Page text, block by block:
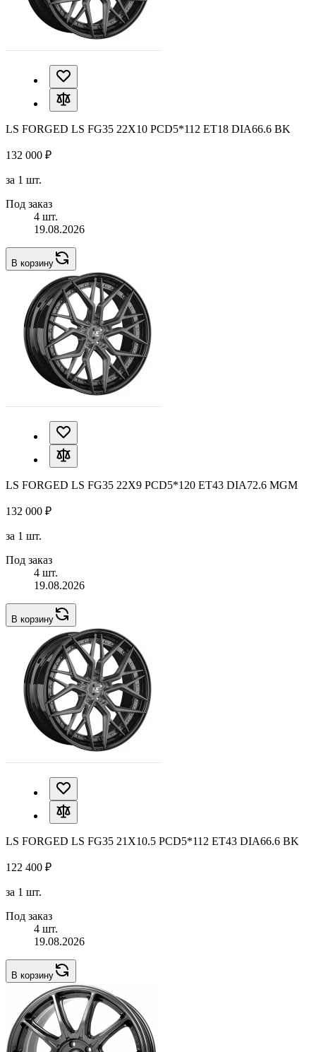
LS FORGED LS FG35 22X10 PCD5*112 ET18 DIA66.6 BK
132 000 ₽
за 1 шт.
Под заказ
4 шт.
19.08.2026
В корзину
LS FORGED LS FG35 22X9 PCD5*120 ET43 DIA72.6 MGM
132 000 ₽
за 1 шт.
Под заказ
4 шт.
19.08.2026
В корзину
LS FORGED LS FG35 21X10.5 PCD5*112 ET43 DIA66.6 BK
122 400 ₽
за 1 шт.
Под заказ
4 шт.
19.08.2026
В корзину